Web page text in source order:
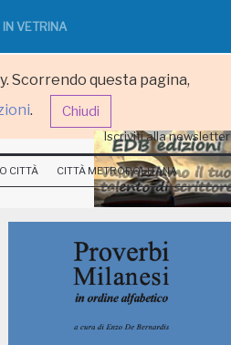
Scorrendo questa pagina,
. Chiudi
VETRINA
Iscriviti alla newsletter
CITTÀ CITTÀ METROPOLITANA